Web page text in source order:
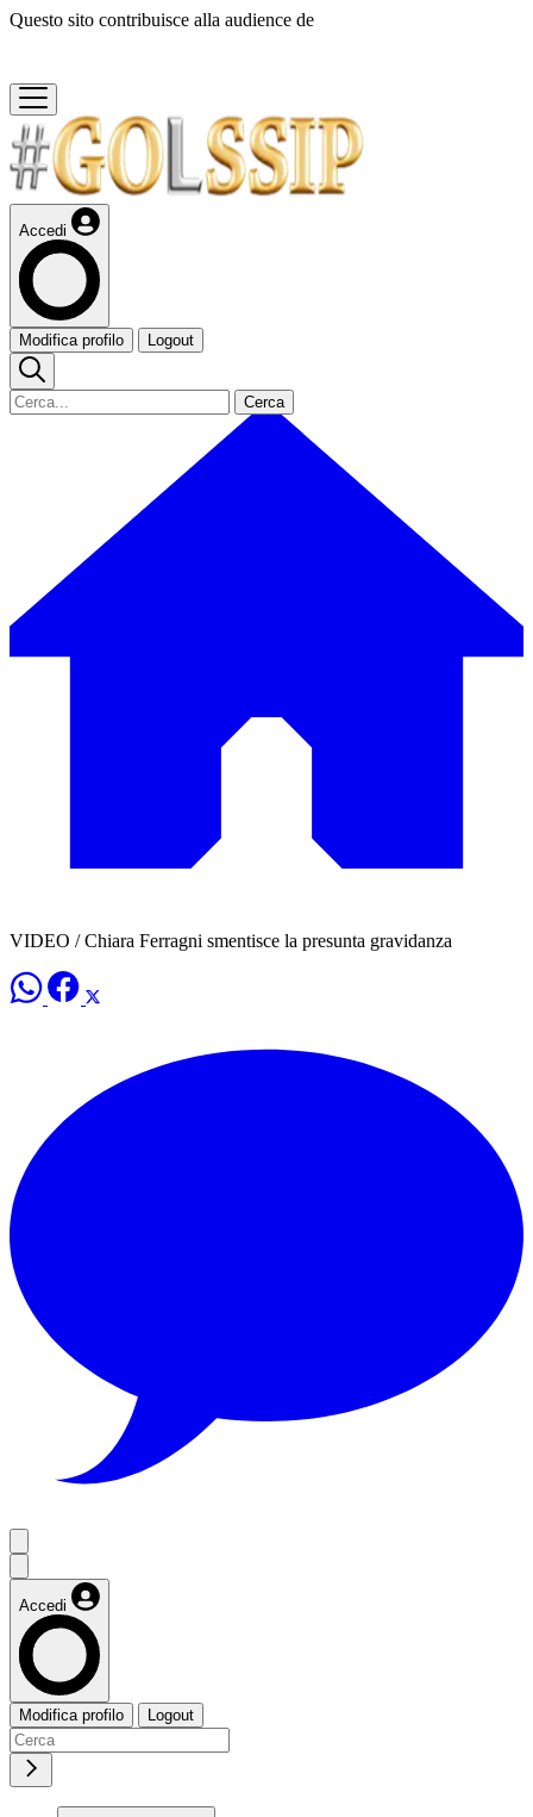
Questo sito contribuisce alla audience de
Accedi
Modifica profilo Logout
Cerca
VIDEO / Chiara Ferragni smentisce la presunta gravidanza
Accedi
Modifica profilo Logout